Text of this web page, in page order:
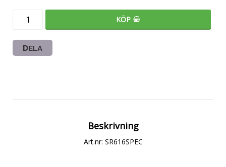
KÖP
DELA
Beskrivning
Art.nr: SR616SPEC